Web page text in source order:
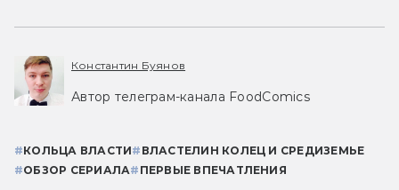
Константин Буянов
Автор телеграм-канала FoodComics
#КОЛЬЦА ВЛАСТИ# ВЛАСТЕЛИН КОЛЕЦ И СРЕДИЗЕМЬЕ
#ОБЗОР СЕРИАЛА# ПЕРВЫЕ ВПЕЧАТЛЕНИЯ